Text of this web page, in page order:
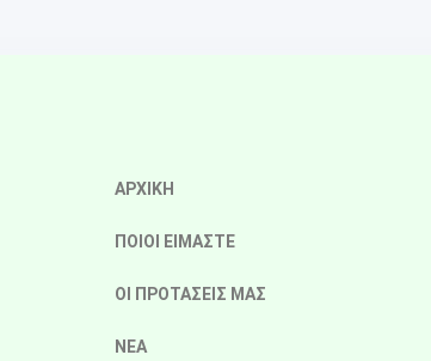
ΑΡΧΙΚΗ
ΠΟΙΟΙ ΕΙΜΑΣΤΕ
ΟΙ ΠΡΟΤΑΣΕΙΣ ΜΑΣ
ΝΕΑ